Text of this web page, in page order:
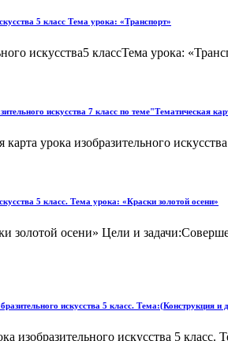
5 класс Тема урока: «Транспорт»
искусства5 классТема урока:
искусства 7 класс по теме"Тематическая
карта урока изобразительного
5 класс. Тема урока: «Краски золотой осени»
золотой осени» Цели и
искусства 5 класс. Тема:(Конструкция
изобразительного искусства 5